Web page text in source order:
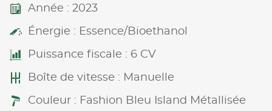
Année : 2023
Énergie : Essence/Bioethanol
Puissance fiscale : 6 CV
Boîte de vitesse : Manuelle
Couleur : Fashion Bleu Island Métallisée